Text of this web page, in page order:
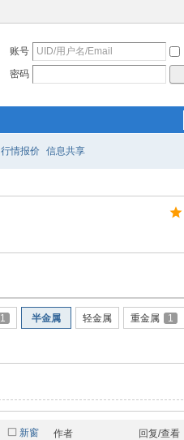
账号
密码
行情报价 信息共享
1 半金属 轻金属 重金属 1
新窗 作者 回复/查看